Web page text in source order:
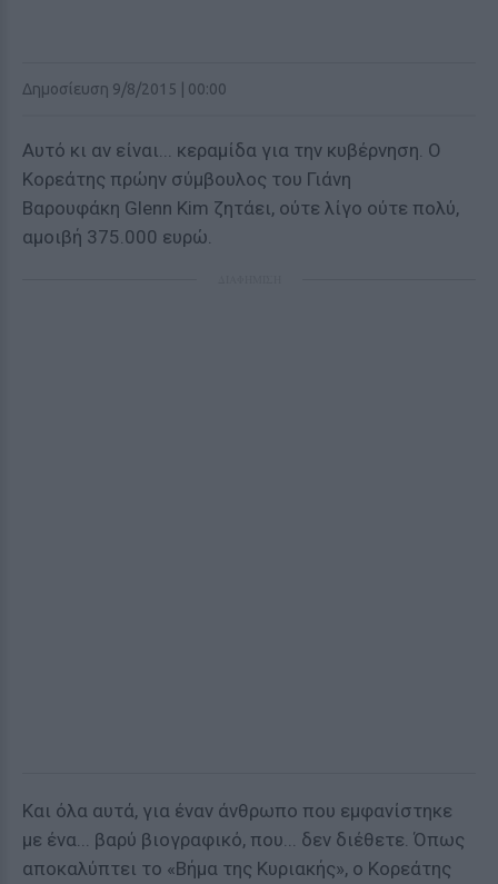
Δημοσίευση 9/8/2015 | 00:00
Αυτό κι αν είναι... κεραμίδα για την κυβέρνηση. Ο
Κορεάτης πρώην σύμβουλος του Γιάνη
Βαρουφάκη Glenn Kim ζητάει, ούτε λίγο ούτε πολύ,
αμοιβή 375.000 ευρώ.
Και όλα αυτά, για έναν άνθρωπο που εμφανίστηκε
με ένα... βαρύ βιογραφικό, που... δεν διέθετε. Όπως
αποκαλύπτει το «Βήμα της Κυριακής», ο Κορεάτης